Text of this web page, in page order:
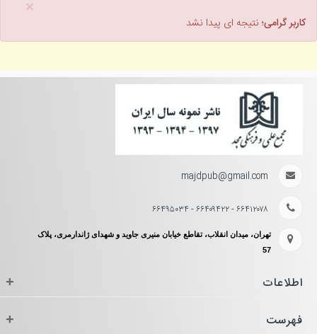
×
کاربر گرامی؛ نتیجه ای پیدا نشد
majdpub@gmail.com
۶۶۴۱۲۰۷۸ - ۶۶۴۰۹۴۲۲ - ۶۶۴۹۵۰۳۴
تهران، میدان انقلاب، تقاطع خیابان منیری جاوید و شهدای ژاندارمری، پلاک
57
اطلاعات +
فهرست +